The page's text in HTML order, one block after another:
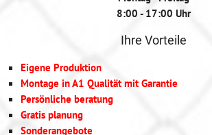
8:00 - 17:00 Uhr
Ihre Vorteile
Eigene Produktion
Montage in A1 Qualität mit Garantie
Persönliche beratung
Gratis planung
Sonderangebote